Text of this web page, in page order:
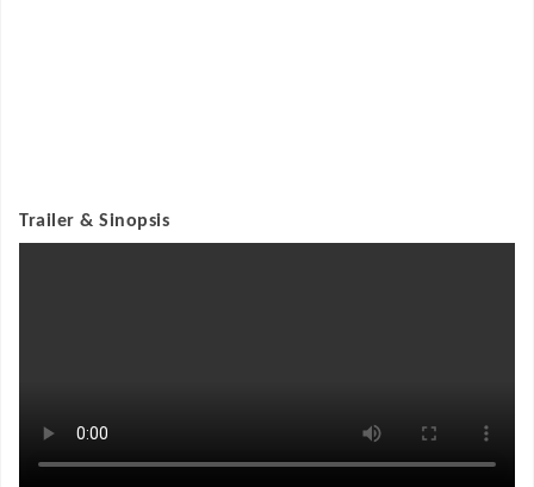
Trailer & Sinopsis